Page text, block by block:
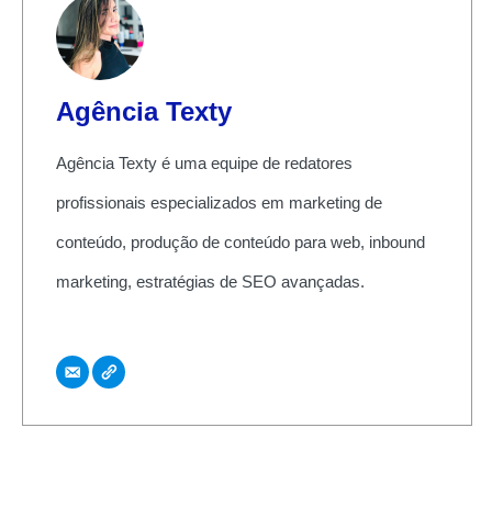
Agência Texty
Agência Texty é uma equipe de redatores
profissionais especializados em marketing de
conteúdo, produção de conteúdo para web, inbound
marketing, estratégias de SEO avançadas.